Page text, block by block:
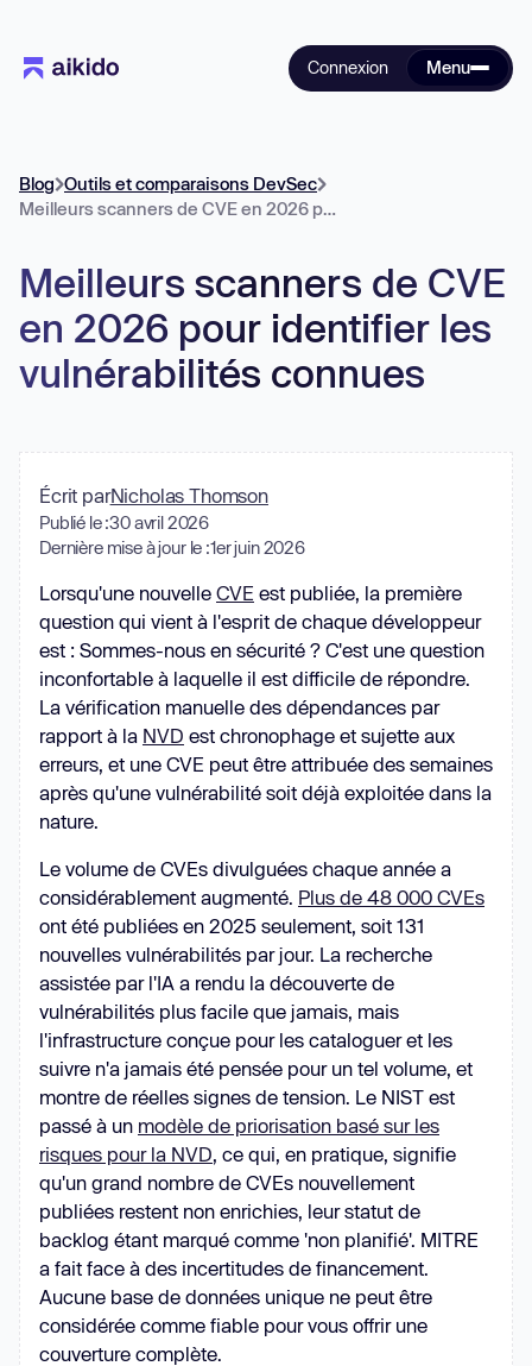
Connexion Menu
Blog Outils et comparaisons DevSec
Meilleurs scanners de CVE en 2026 pour identifier les vulnérabilités connues
Meilleurs scanners de CVE
en 2026 pour identifier les
vulnérabilités connues
Écrit parNicholas Thomson
Publié le :30 avril 2026
Dernière mise à jour le :1er juin 2026
Lorsqu'une nouvelle CVE est publiée, la première
question qui vient à l'esprit de chaque développeur
est : Sommes-nous en sécurité ? C'est une question
inconfortable à laquelle il est difficile de répondre.
La vérification manuelle des dépendances par
rapport à la NVD est chronophage et sujette aux
erreurs, et une CVE peut être attribuée des semaines
après qu'une vulnérabilité soit déjà exploitée dans la
nature.
Le volume de CVEs divulguées chaque année a
considérablement augmenté. Plus de 48 000 CVEs
ont été publiées en 2025 seulement, soit 131
nouvelles vulnérabilités par jour. La recherche
assistée par l'IA a rendu la découverte de
vulnérabilités plus facile que jamais, mais
l'infrastructure conçue pour les cataloguer et les
suivre n'a jamais été pensée pour un tel volume, et
montre de réelles signes de tension. Le NIST est
passé à un modèle de priorisation basé sur les
risques pour la NVD, ce qui, en pratique, signifie
qu'un grand nombre de CVEs nouvellement
publiées restent non enrichies, leur statut de
backlog étant marqué comme 'non planifié'. MITRE
a fait face à des incertitudes de financement.
Aucune base de données unique ne peut être
considérée comme fiable pour vous offrir une
couverture complète.